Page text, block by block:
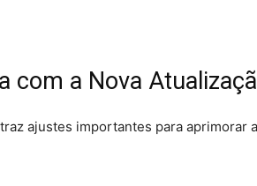
com a Nova
ajustes importantes para aprimorar